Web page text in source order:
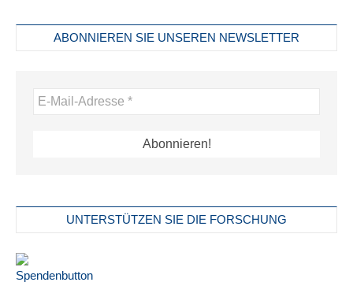
ABONNIEREN SIE UNSEREN NEWSLETTER
UNTERSTÜTZEN SIE DIE FORSCHUNG